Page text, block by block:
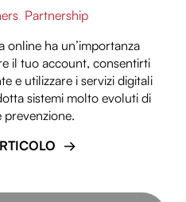
, Partnership
online ha un’importanza
il tuo account, consentirti
e utilizzare i servizi digitali
sistemi molto evoluti di